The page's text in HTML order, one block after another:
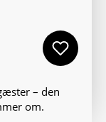
– den
om.